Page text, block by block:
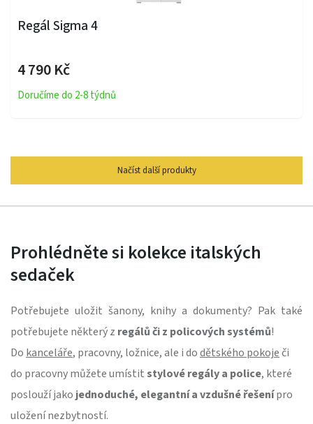
Regál Sigma 4
4 790 Kč
Doručíme do 2-8 týdnů
Načíst další produkty
Prohlédněte si kolekce italských
sedaček
Potřebujete uložit šanony, knihy a dokumenty? Pak také
potřebujete některý z regálů či z policových systémů!
Do kanceláře, pracovny, ložnice, ale i dodětského pokoječi
do pracovny můžete umístitstylové regály a police, které
poslouží jako jednoduché, elegantní a vzdušné řešenípro
uložení nezbytností.